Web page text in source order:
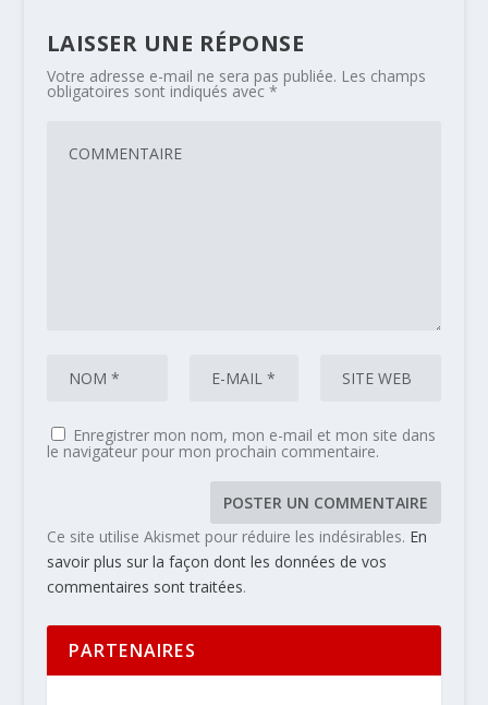
LAISSER UNE RÉPONSE
Votre adresse e-mail ne sera pas publiée. Les champs
obligatoires sont indiqués avec *
Enregistrer mon nom, mon e-mail et mon site dans
le navigateur pour mon prochain commentaire.
Ce site utilise Akismet pour réduire les indésirables. En
savoir plus sur la façon dont les données de vos
commentaires sont traitées.
PARTENAIRES